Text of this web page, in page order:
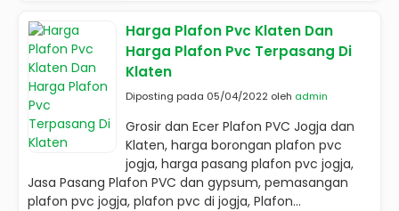
Harga Plafon Pvc Klaten Dan
Harga Plafon Pvc Terpasang Di
Klaten
Diposting pada 05/04/2022 oleh admin
Grosir dan Ecer Plafon PVC Jogja dan
Klaten, harga borongan plafon pvc
jogja, harga pasang plafon pvc jogja,
Jasa Pasang Plafon PVC dan gypsum, pemasangan
plafon pvc jogja, plafon pvc di jogja, Plafon...